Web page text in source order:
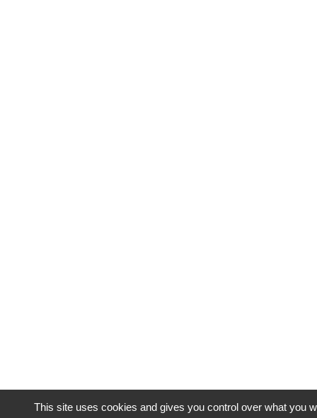
This site uses cookies and gives you control over what you